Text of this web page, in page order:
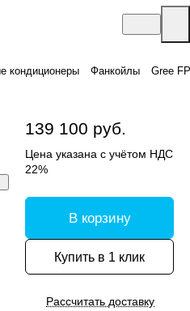
кондиционеры Фанкойлы Gree
139 100 руб.
Цена указана с учётом НДС
22%
В корзину
Купить в 1 клик
Рассчитать доставку